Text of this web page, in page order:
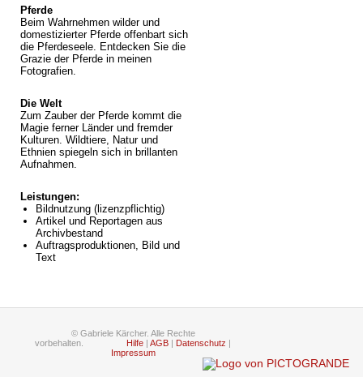
Pferde
Beim Wahrnehmen wilder und
domestizierter Pferde offenbart sich
die Pferdeseele. Entdecken Sie die
Grazie der Pferde in meinen
Fotografien.
Die Welt
Zum Zauber der Pferde kommt die
Magie ferner Länder und fremder
Kulturen. Wildtiere, Natur und
Ethnien spiegeln sich in brillanten
Aufnahmen.
Leistungen:
Bildnutzung (lizenzpflichtig)
Artikel und Reportagen aus
Archivbestand
Auftragsproduktionen, Bild und
Text
© Gabriele Kärcher. Alle Rechte
vorbehalten.
Hilfe | AGB | Datenschutz |
Impressum